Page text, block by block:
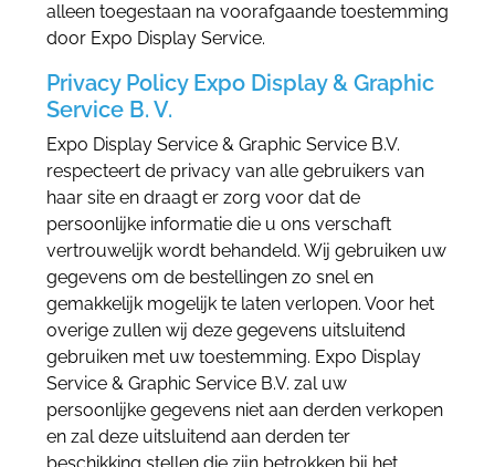
alleen toegestaan na voorafgaande toestemming
door Expo Display Service.
Privacy Policy Expo Display & Graphic
Service B. V.
Expo Display Service & Graphic Service B.V.
respecteert de privacy van alle gebruikers van
haar site en draagt er zorg voor dat de
persoonlijke informatie die u ons verschaft
vertrouwelijk wordt behandeld. Wij gebruiken uw
gegevens om de bestellingen zo snel en
gemakkelijk mogelijk te laten verlopen. Voor het
overige zullen wij deze gegevens uitsluitend
gebruiken met uw toestemming. Expo Display
Service & Graphic Service B.V. zal uw
persoonlijke gegevens niet aan derden verkopen
en zal deze uitsluitend aan derden ter